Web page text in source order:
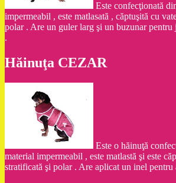
Este confecţionată
impermeabil , este matlasată , căptuşită cu
polar . Are un guler larg şi un buzunar
.
Hăinuţa CEZAR
Este o hăinuţă
material impermeabil , este matlastă şi este
stratificată şi polar . Are aplicat un inel pentru